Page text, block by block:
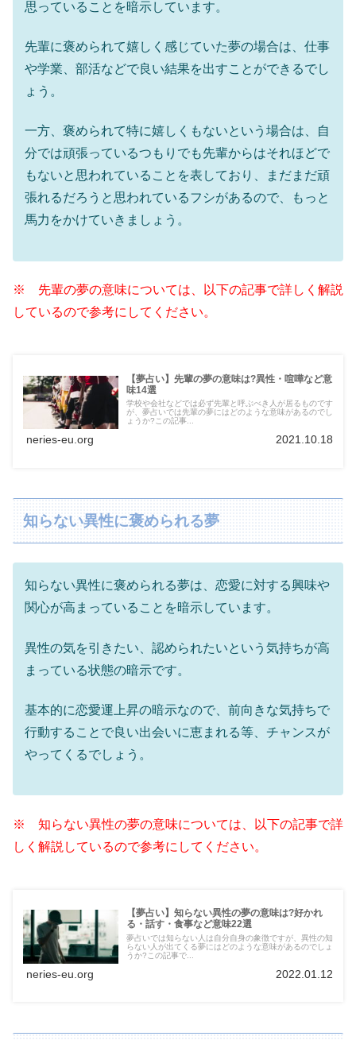
思っていることを暗示しています。
先輩に褒められて嬉しく感じていた夢の場合は、仕事
や学業、部活などで良い結果を出すことができるでし
ょう。
一方、褒められて特に嬉しくもないという場合は、自
分では頑張っているつもりでも先輩からはそれほどで
もないと思われていることを表しており、まだまだ頑
張れるだろうと思われているフシがあるので、もっと
馬力をかけていきましょう。
※ 先輩の夢の意味については、以下の記事で詳しく解説
しているので参考にしてください。
【夢占い】先輩の夢の意味は?異性・喧嘩など意
味14選
学校や会社などでは必ず先輩と呼ぶべき人が居るものです
が、夢占いでは先輩の夢にはどのような意味があるのでし
ょうか?この記事...
neries-eu.org 2021.10.18
知らない異性に褒められる夢
知らない異性に褒められる夢は、恋愛に対する興味や
関心が高まっていることを暗示しています。
異性の気を引きたい、認められたいという気持ちが高
まっている状態の暗示です。
基本的に恋愛運上昇の暗示なので、前向きな気持ちで
行動することで良い出会いに恵まれる等、チャンスが
やってくるでしょう。
※ 知らない異性の夢の意味については、以下の記事で詳
しく解説しているので参考にしてください。
【夢占い】知らない異性の夢の意味は?好かれ
る・話す・食事など意味22選
夢占いでは知らない人は自分自身の象徴ですが、異性の知
らない人が出てくる夢にはどのような意味があるのでしょ
うか?この記事で...
neries-eu.org 2022.01.12